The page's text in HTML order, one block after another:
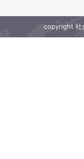
copyright 社